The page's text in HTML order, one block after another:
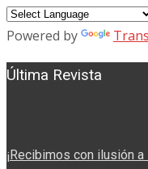
entradas
Powered by
Última Revista
¡Recibimos con ilusión